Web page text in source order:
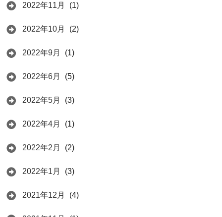
2022年11月 (1)
2022年10月 (2)
2022年9月 (1)
2022年6月 (5)
2022年5月 (3)
2022年4月 (1)
2022年2月 (2)
2022年1月 (3)
2021年12月 (4)